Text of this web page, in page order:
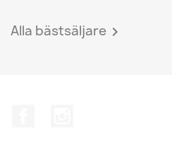
Alla bästsäljare 